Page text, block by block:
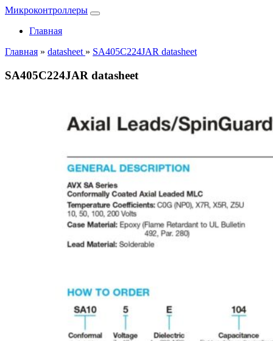
Микроконтроллеры
Главная
Главная » datasheet » SA405C224JAR datasheet
SA405C224JAR datasheet